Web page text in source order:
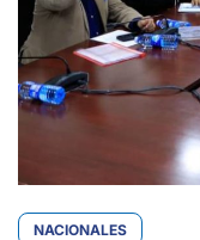
NACIONALES